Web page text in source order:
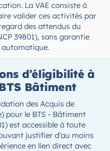
La VAE consiste à
valider ces activités par
des attendus du
39801), sans garantie
automatique.
d’éligibilité à
Bâtiment
des Acquis de
pour le BTS - Bâtiment
est accessible à toute
justifier d’au moins
en lien direct avec